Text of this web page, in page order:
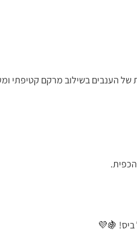
הענבים בשילוב מרקם קטיפתי
ביס! 🍇💜